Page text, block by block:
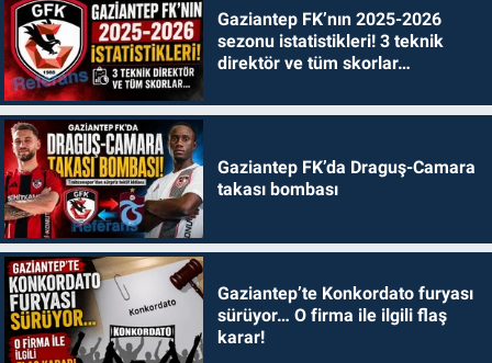
Gaziantep FK’nın 2025-2026
sezonu istatistikleri! 3 teknik
direktör ve tüm skorlar…
Gaziantep FK’da Draguş-Camara
takası bombası
Gaziantep’te Konkordato furyası
sürüyor… O firma ile ilgili flaş
karar!